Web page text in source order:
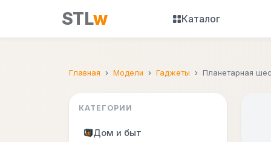
STLw Каталог
Главная Модели Гаджеты Планетарная
КАТЕГОРИИ
Дом и быт